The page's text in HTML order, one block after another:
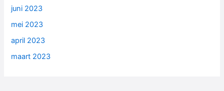
juni 2023
mei 2023
april 2023
maart 2023